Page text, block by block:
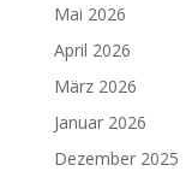
Mai 2026
April 2026
März 2026
Januar 2026
Dezember 2025